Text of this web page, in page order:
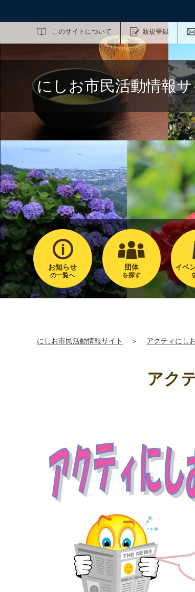
このサイトについて 新規登録
サイト内検索
にしお市民活動情報
お知らせ
の一覧へ
団体
を探す
イベ
にしお市民活動情報サイト ＞ アクティにし
アク